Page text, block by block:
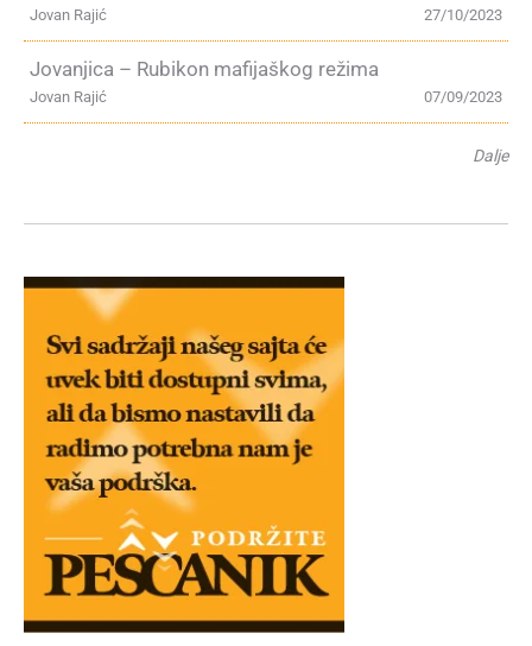
27/10/2023
Jovan Rajić
Jovanjica – Rubikon mafijaškog režima
07/09/2023
Jovan Rajić
Dalje